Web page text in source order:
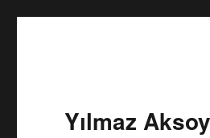
Yılmaz